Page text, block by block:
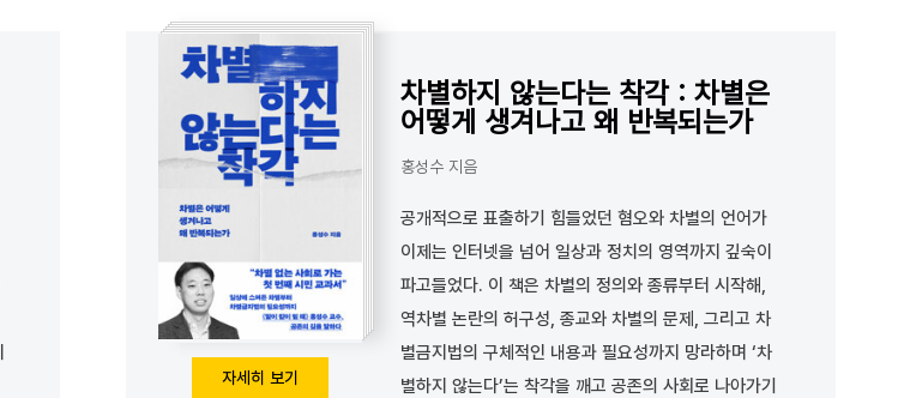
자세히 보기
차별하지 않는다는 착각 : 차별은
어떻게 생겨나고 왜 반복되는가
홍성수 지음
공개적으로 표출하기 힘들었던 혐오와 차별의 언어가
이제는 인터넷을 넘어 일상과 정치의 영역까지 깊숙이
파고들었다. 이 책은 차별의 정의와 종류부터 시작해,
역차별 논란의 허구성, 종교와 차별의 문제, 그리고 차
별금지법의 구체적인 내용과 필요성까지 망라하며 ‘차
별하지 않는다’는 착각을 깨고 공존의 사회로 나아가기